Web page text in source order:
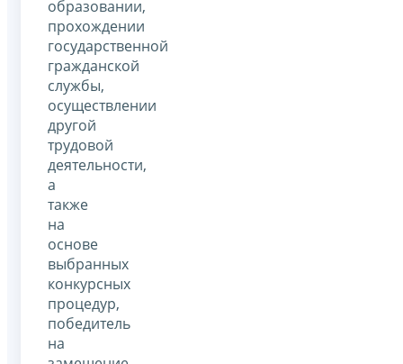
образовании,
прохождении
государственной
гражданской
службы,
осуществлении
другой
трудовой
деятельности,
а
также
на
основе
выбранных
конкурсных
процедур,
победитель
на